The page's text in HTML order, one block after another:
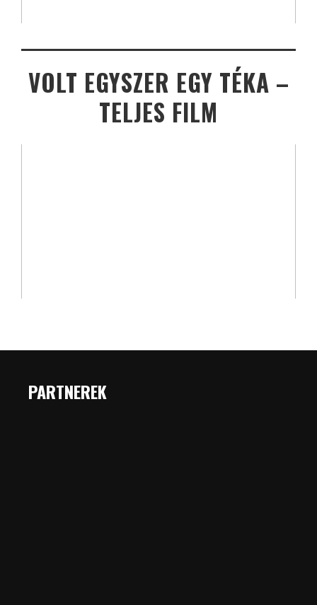
VOLT EGYSZER EGY TÉKA –
TELJES FILM
PARTNEREK